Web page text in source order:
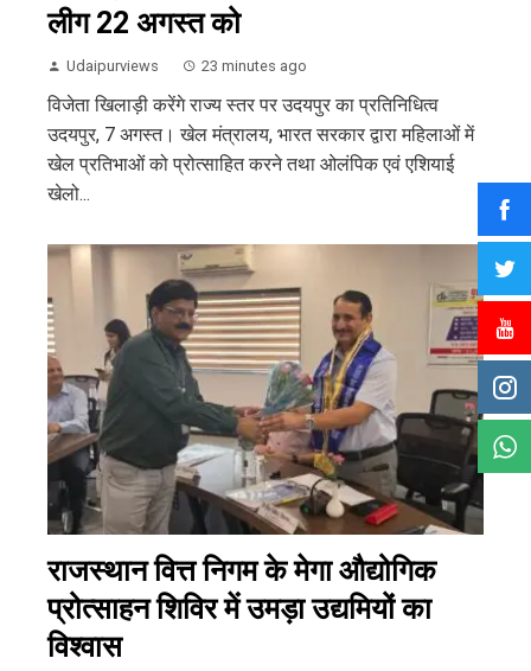
लीग 22 अगस्त को
Udaipurviews 23 minutes ago
विजेता खिलाड़ी करेंगे राज्य स्तर पर उदयपुर का प्रतिनिधित्व
उदयपुर, 7 अगस्त। खेल मंत्रालय, भारत सरकार द्वारा महिलाओं में
खेल प्रतिभाओं को प्रोत्साहित करने तथा ओलंपिक एवं एशियाई
खेलो...
राजस्थान वित्त निगम के मेगा औद्योगिक
प्रोत्साहन शिविर में उमड़ा उद्यमियों का
विश्वास